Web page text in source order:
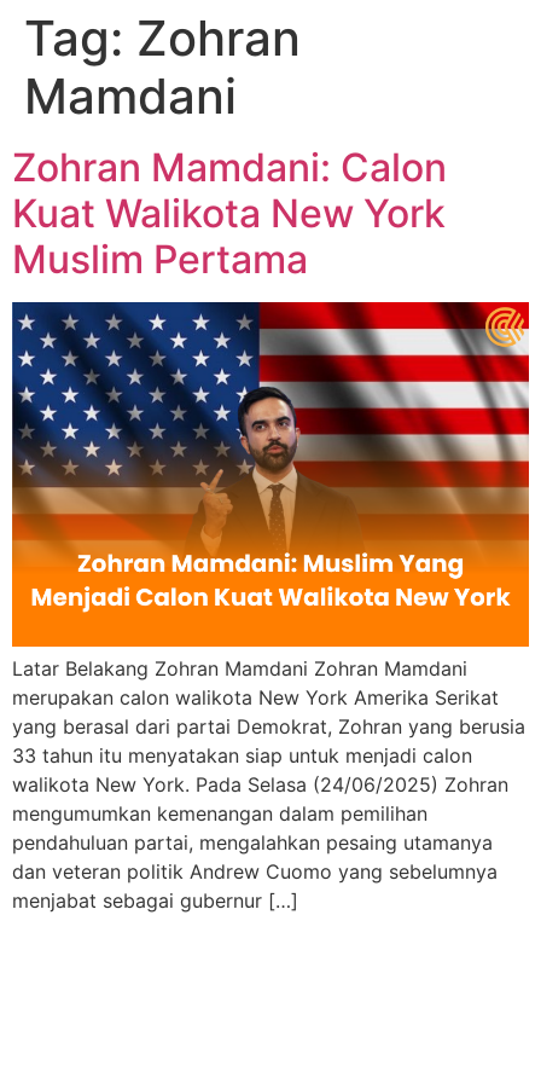
Tag: Zohran
Mamdani
Zohran Mamdani: Calon
Kuat Walikota New York
Muslim Pertama
Latar Belakang Zohran Mamdani Zohran Mamdani
merupakan calon walikota New York Amerika Serikat
yang berasal dari partai Demokrat, Zohran yang berusia
33 tahun itu menyatakan siap untuk menjadi calon
walikota New York. Pada Selasa (24/06/2025) Zohran
mengumumkan kemenangan dalam pemilihan
pendahuluan partai, mengalahkan pesaing utamanya
dan veteran politik Andrew Cuomo yang sebelumnya
menjabat sebagai gubernur […]